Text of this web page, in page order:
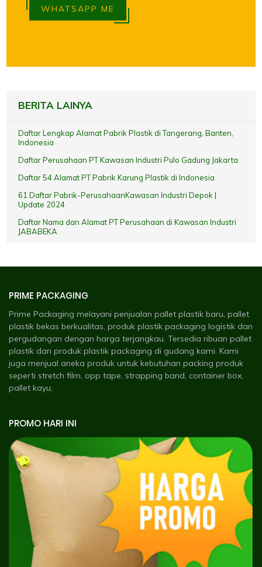
WHATSAPP ME
BERITA LAINYA
Daftar Lengkap Alamat Pabrik Plastik di Tangerang, Banten,
Indonesia
Daftar Perusahaan PT Kawasan Industri Pulo Gadung Jakarta
Daftar 54 Alamat PT Pabrik Karung Plastik di Indonesia
61 Daftar Pabrik-PerusahaanKawasan Industri Depok |
Update 2024
Daftar Nama dan Alamat PT Perusahaan di Kawasan Industri
JABABEKA
PRIME PACKAGING
Prime Packaging melayani penjualan pallet plastik baru, pallet
plastik bekas berkualitas, produk plastik packaging logistik dan
pergudangan dengan harga terjangkau. Tersedia ribuan pallet
plastik dan produk plastik packaging di gudang kami. Kami
juga menjual aneka produk untuk kebutuhan packing produk
seperti stretch film, opp tape, strapping band, container box,
pallet kayu,
PROMO HARI INI